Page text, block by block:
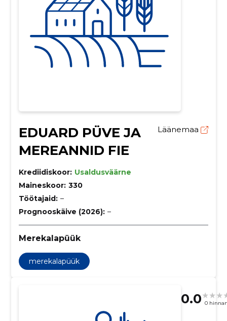
EDUARD PÜVE JA
MEREANNID FIE
Läänemaa
Krediidiskoor: Usaldusväärne
Maineskoor: 330
Töötajaid: –
Prognooskäive (2026): –
Merekalapüük
merekalapüük
0.0 0